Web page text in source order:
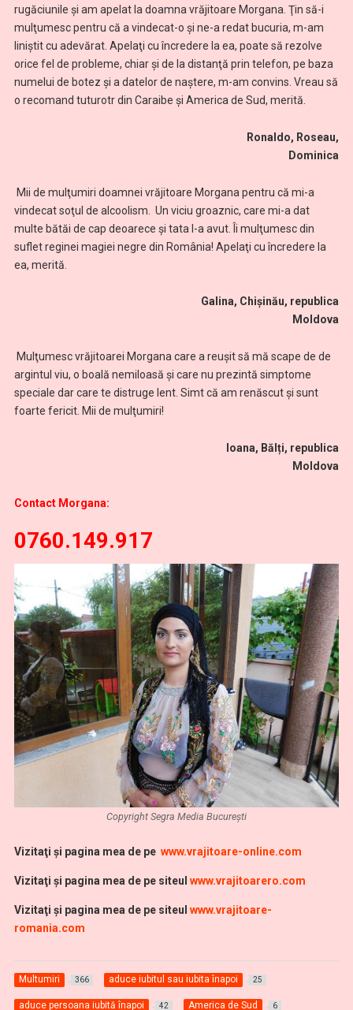
rugăciunile şi am apelat la doamna vrăjitoare Morgana. Ţin să-i
mulţumesc pentru că a vindecat-o şi ne-a redat bucuria, m-am
liniștit cu adevărat. Apelaţi cu încredere la ea, poate să rezolve
orice fel de probleme, chiar şi de la distanţă prin telefon, pe baza
numelui de botez şi a datelor de naştere, m-am convins. Vreau să
o recomand tuturotr din Caraibe și America de Sud, merită.
Ronaldo, Roseau,
Dominica
Mii de mulţumiri doamnei vrăjitoare Morgana pentru că mi-a
vindecat soţul de alcoolism. Un viciu groaznic, care mi-a dat
multe bătăi de cap deoarece și tata l-a avut. Îi mulţumesc din
suflet reginei magiei negre din România! Apelaţi cu încredere la
ea, merită.
Galina, Chișinău, republica
Moldova
Mulţumesc vrăjitoarei Morgana care a reuşit să mă scape de de
argintul viu, o boală nemiloasă și care nu prezintă simptome
speciale dar care te distruge lent. Simt că am renăscut şi sunt
foarte fericit. Mii de mulţumiri!
Ioana, Bălți, republica
Moldova
Contact Morgana:
0760.149.917
Copyright Segra Media București
Vizitaţi şi pagina mea de pe www.vrajitoare-online.com
Vizitaţi şi pagina mea de pe siteul www.vrajitoarero.com
Vizitaţi şi pagina mea de pe siteul www.vrajitoare-
romania.com
Multumiri 366 aduce iubitul sau iubita înapoi 25
aduce persoana iubită înapoi 42 America de Sud 6